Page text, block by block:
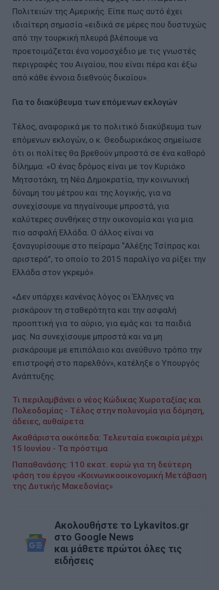
Πολιτειών της Αμερικής. Είπε πως αυτό έχει
ιδιαίτερη σημασία «ειδικά σε μέρες που δυστυχώς
από την τουρκική πλευρά βλέπουμε να
προετοιμάζεται ένα νομοσχέδιο με τις γνωστές
περιγραφές του Αιγαίου, που είναι πέρα και έξω
από κάθε έννοια διεθνούς δικαίου».
Για το διακύβευμα των επόμενων εκλογών
Τέλος, αναφορικά με το πολιτικό διακύβευμα των
επόμενων εκλογών, ο κ. Θεοδωρικάκος σημείωσε
ότι οι πολίτες θα βρεθούν μπροστά σε ένα καθαρό
δίλημμα: «Ο ένας δρόμος είναι με τον Κυριάκο
Μητσοτάκη, τη Νέα Δημοκρατία, την κοινωνική
δύναμη του μέτρου και της λογικής, για να
συνεχίσουμε να πηγαίνουμε μπροστά, για
καλύτερες συνθήκες στην οικονομία και για μια
πιο ασφαλή Ελλάδα. Ο άλλος είναι να
ξαναγυρίσουμε στο πείραμα “Αλέξης Τσίπρας και
αριστερά”, το οποίο το 2015 παραλίγο να ρίξει την
Ελλάδα στον γκρεμό».
«Δεν υπάρχει κανένας λόγος οι Έλληνες να
ρισκάρουν τη σταθερότητα και την ασφαλή
προοπτική για το αύριο, για εμάς και τα παιδιά
μας. Να συνεχίσουμε μπροστά και να μη
ρισκάρουμε με επιπόλαιο και ανεύθυνο τρόπο την
επιστροφή στο παρελθόν», κατέληξε ο Υπουργός
Ανάπτυξης.
Τι περιλαμβάνει ο νέος Κώδικας Χωροταξίας και
Πολεοδομίας - Τέλος στην πολυνομία για δόμηση,
άδειες, αυθαίρετα
Ακαθάριστα οικόπεδα: Τελευταία ευκαιρία μέχρι
15 Ιουνίου - Τα πρόστιμα
Παπαθανάσης: 110 εκατ. ευρώ για τη δεύτερη
φάση του έργου «Κοινωνικοοικονομική Μετάβαση
της Δυτικής Μακεδονίας»
Ακολουθήστε το Lykavitos.gr
στο Google News
και μάθετε πρώτοι όλες τις
ειδήσεις